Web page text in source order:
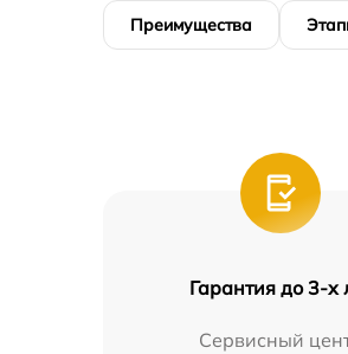
Преимущества
Гарантия до 3-х
Сервисный